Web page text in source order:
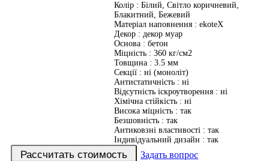
Колір : Білий, Світло коричневий,
Блакитний, Бежевий
Матеріал наповнення : ekoteX
Декор : декор муар
Основа : бетон
Міцність : 360 кг/см2
Товщина : 3.5 мм
Секції : ні (моноліт)
Антистатичність : ні
Відсутність іскроутворення : ні
Хімічна стійкість : ні
Висока міцність : так
Безшовність : так
Антиковзні властивості : так
Індивідуальний дизайн : так
Задать вопрос